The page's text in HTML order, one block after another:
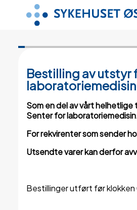
Bestilling av utstyr
Som en del av vårt
Senter for
For rekvirenter som sender
Utsendte varer kan derfor
Bestillinger utført før